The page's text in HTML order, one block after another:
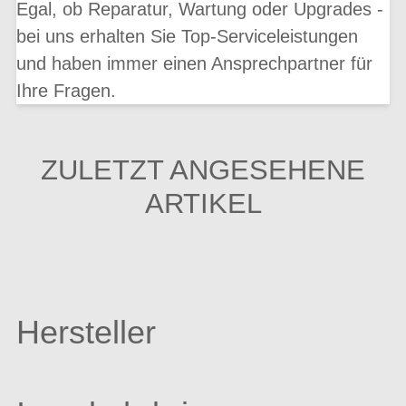
Egal, ob Reparatur, Wartung oder Upgrades -
bei uns erhalten Sie Top-Serviceleistungen
und haben immer einen Ansprechpartner für
Ihre Fragen.
ZULETZT ANGESEHENE
ARTIKEL
Hersteller